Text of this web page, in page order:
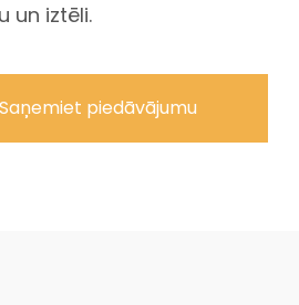
un iztēli.
Saņemiet piedāvājumu